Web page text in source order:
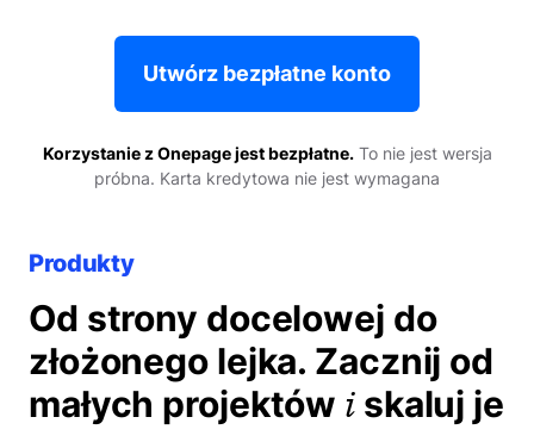
Utwórz bezpłatne konto
Korzystanie z Onepage jest bezpłatne.To nie jest wersja
próbna. Karta kredytowa nie jest wymagana
Produkty
Od strony docelowej do
złożonego lejka. Zacznij od
małych projektów i skaluj je